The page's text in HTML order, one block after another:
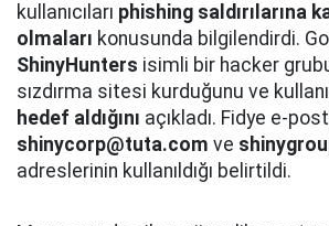
kullanıcıları phishing saldırılarına
olmaları konusunda bilgilendirdi.
ShinyHunters isimli bir hacker
sızdırma sitesi kurduğunu ve
hedef aldığını açıkladı. Fidye e-
shinycorp@tuta.com ve
adreslerinin kullanıldığı belirtildi.